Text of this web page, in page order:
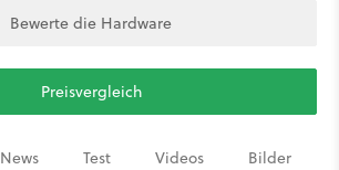
Bewerte die Hardware
Preisvergleich
News Test Videos Bilder